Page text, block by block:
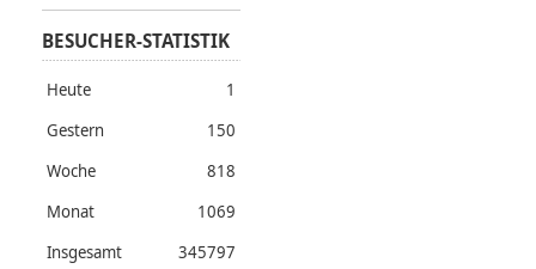
BESUCHER-STATISTIK
Heute
1
Gestern
150
Woche
818
Monat
1069
Insgesamt
345797